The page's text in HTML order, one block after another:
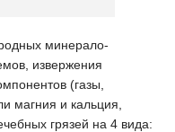
минерало-
извержения
(газы,
магния и кальция,
грязей на 4 вида: